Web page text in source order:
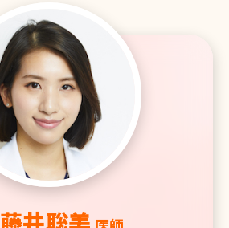
藤井聡美